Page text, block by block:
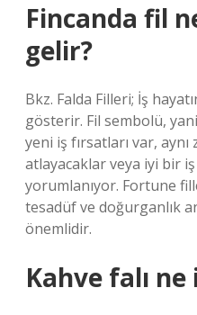
Fincanda fil
gelir?
Bkz. Falda Filleri; İş
gösterir. Fil sembolü,
yeni iş fırsatları var,
atlayacaklar veya iyi bir
yorumlanıyor. Fortune
tesadüf ve doğurganlık
önemlidir.
Kahve falı ne